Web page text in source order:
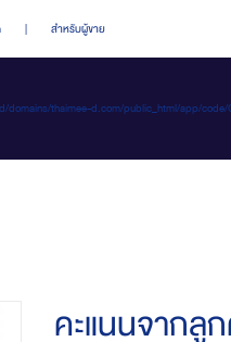
| สำหรับผู้ขาย
domains/thaimee-d.com/public_html/app/
คะแนนจากลู